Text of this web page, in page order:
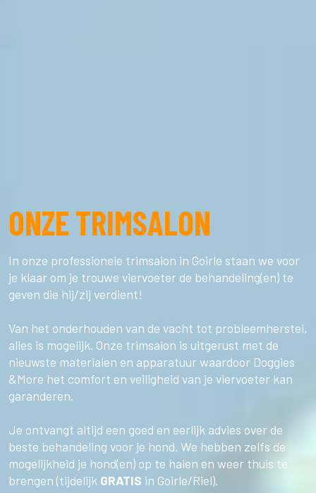
ONZE TRIMSALON
In onze professionele trimsalon in Goirle staan we voor
je klaar om je trouwe viervoeter de behandeling(en) te
geven die hij/zij verdient!
Van het onderhouden van de vacht tot probleemherstel,
alles is mogelijk. Onze trimsalon is uitgerust met de
nieuwste materialen en apparatuur waardoor Doggies
&More het comfort en veiligheid van je viervoeter kan
garanderen.
Je ontvangt altijd een goed en eerlijk advies over de
beste behandeling voor je hond. We hebben zelfs de
mogelijkheid je hond(en) op te halen en weer thuis te
brengen (tijdelijk GRATIS in Goirle/Riel).